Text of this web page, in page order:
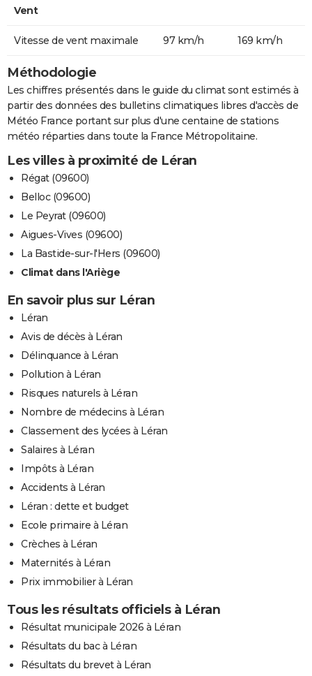
Vent
Vitesse de vent maximale 97 km/h 169 km/h
Méthodologie
Les chiffres présentés dans le guide du climat sont estimés à
partir des données des bulletins climatiques libres d'accès de
Météo France portant sur plus d'une centaine de stations
météo réparties dans toute la France Métropolitaine.
Les villes à proximité de Léran
Régat (09600)
Belloc (09600)
Le Peyrat (09600)
Aigues-Vives (09600)
La Bastide-sur-l'Hers (09600)
Climat dans l'Ariège
En savoir plus sur Léran
Léran
Avis de décès à Léran
Délinquance à Léran
Pollution à Léran
Risques naturels à Léran
Nombre de médecins à Léran
Classement des lycées à Léran
Salaires à Léran
Impôts à Léran
Accidents à Léran
Léran : dette et budget
Ecole primaire à Léran
Crèches à Léran
Maternités à Léran
Prix immobilier à Léran
Tous les résultats officiels à Léran
Résultat municipale 2026 à Léran
Résultats du bac à Léran
Résultats du brevet à Léran